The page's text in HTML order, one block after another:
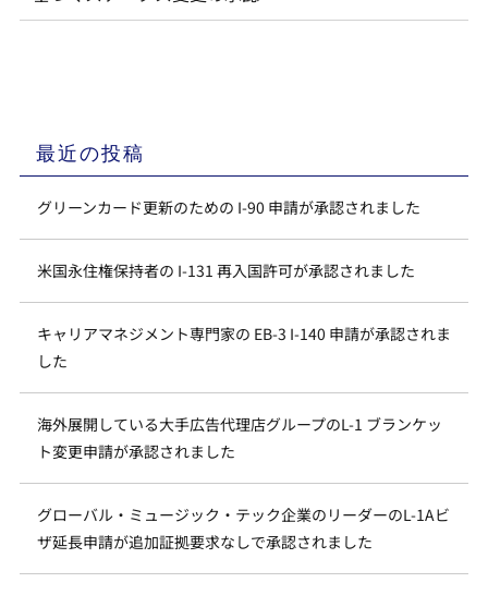
最近の投稿
グリーンカード更新のための I-90 申請が承認されました
米国永住権保持者の I-131 再入国許可が承認されました
キャリアマネジメント専門家の EB-3 I-140 申請が承認されま
した
海外展開している大手広告代理店グループのL-1 ブランケッ
ト変更申請が承認されました
グローバル・ミュージック・テック企業のリーダーのL-1Aビ
ザ延長申請が追加証拠要求なしで承認されました